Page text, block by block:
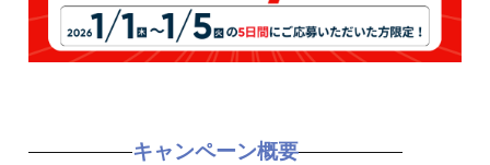
キャンペーン概要